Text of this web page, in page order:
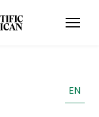
EN